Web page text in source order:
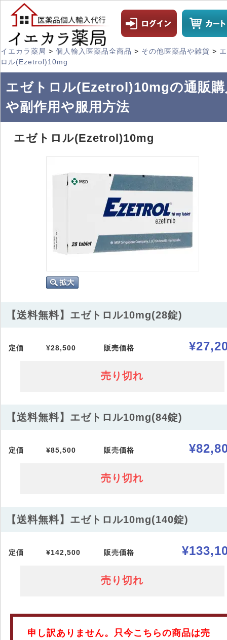
イエカラ薬局 > 個人輸入医薬品全商品 > その他医薬品や雑貨 >
ロル(Ezetrol)10mg
エゼトロル(Ezetrol)10mgの通販
や副作用や服用方法
エゼトロル(Ezetrol)10mg
【送料無料】エゼトロル10mg(28錠)
定価 ¥28,500 販売価格
売り切れ
【送料無料】エゼトロル10mg(84錠)
定価 ¥85,500 販売価格
売り切れ
【送料無料】エゼトロル10mg(140錠)
定価 ¥142,500 販売価格
売り切れ
申し訳ありません。只今こちらの商品は売